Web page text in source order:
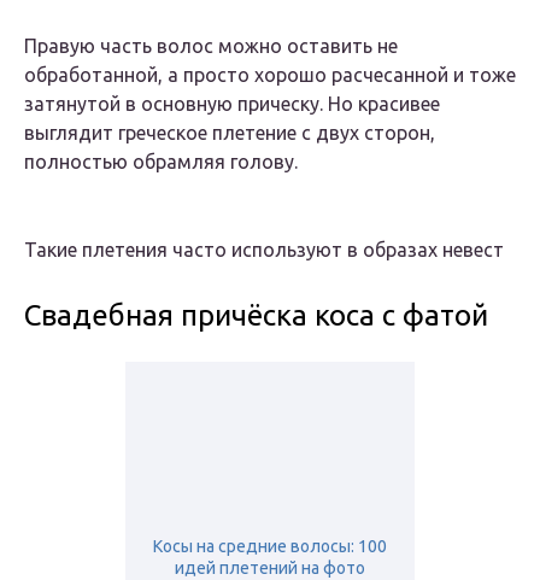
Правую часть волос можно оставить не
обработанной, а просто хорошо расчесанной и тоже
затянутой в основную прическу. Но красивее
выглядит греческое плетение с двух сторон,
полностью обрамляя голову.
Такие плетения часто используют в образах невест
Свадебная причёска коса с фатой
Косы на средние волосы: 100
идей плетений на фото